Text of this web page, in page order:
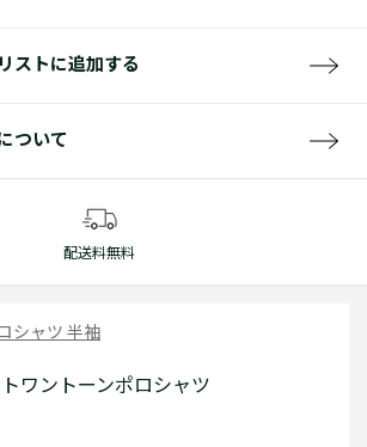
ストに追加する
ついて
配送料無料
シャツ 半袖
ワントーンポロシャツ